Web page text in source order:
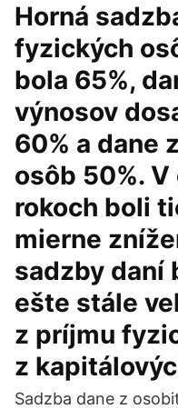
Horná
fyzických
bola 65%,
výnosov
60% a dane
osôb 50%.
rokoch boli
mierne
sadzby daní
ešte stále
z príjmu
z
Sadzba dane z